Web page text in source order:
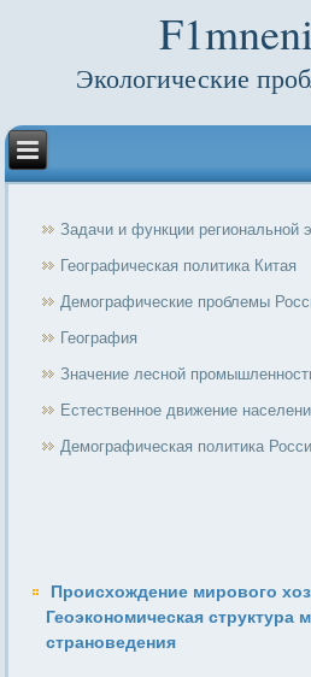
Экологические
Задачи и функции региональной
Географическая политика Китая
Демографические проблемы
География
Значение лесной
Естественное движение
Демографическая политика
Происхождение мирового
Геоэкономическая структура
страноведения